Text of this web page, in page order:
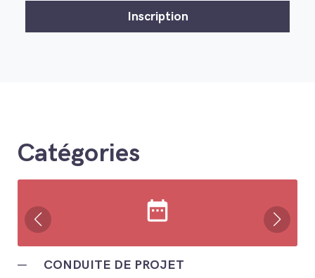
Catégories
date_range
─ CONDUITE DE PROJET